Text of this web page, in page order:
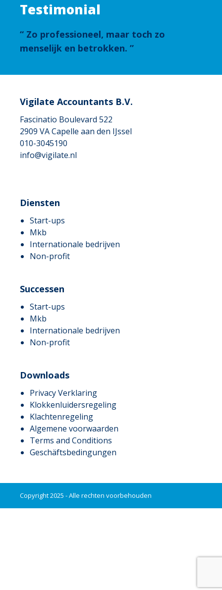
Testimonial
Zo professioneel, maar toch zo
menselijk en betrokken.
Vigilate Accountants B.V.
Fascinatio Boulevard 522
2909 VACapelle aan den IJssel
010-3045190
info@vigilate.nl
Diensten
Start-ups
Mkb
Internationale bedrijven
Non-profit
Successen
Start-ups
Mkb
Internationale bedrijven
Non-profit
Downloads
Privacy Verklaring
Klokkenluidersregeling
Klachtenregeling
Algemene voorwaarden
Terms and Conditions
Geschäftsbedingungen
Copyright 2025 - Alle rechten voorbehouden